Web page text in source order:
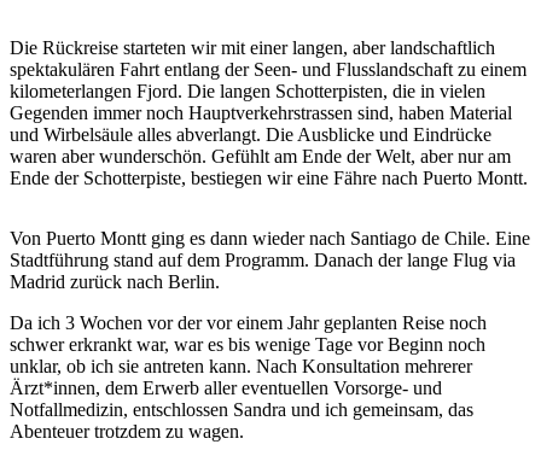
Die Rückreise starteten wir mit einer langen, aber landschaftlich
spektakulären Fahrt entlang der Seen- und Flusslandschaft zu einem
kilometerlangen Fjord. Die langen Schotterpisten, die in vielen
Gegenden immer noch Hauptverkehrstrassen sind, haben Material
und Wirbelsäule alles abverlangt. Die Ausblicke und Eindrücke
waren aber wunderschön. Gefühlt am Ende der Welt, aber nur am
Ende der Schotterpiste, bestiegen wir eine Fähre nach Puerto Montt.
Von Puerto Montt ging es dann wieder nach Santiago de Chile. Eine
Stadtführung stand auf dem Programm. Danach der lange Flug via
Madrid zurück nach Berlin.
Da ich 3 Wochen vor der vor einem Jahr geplanten Reise noch
schwer erkrankt war, war es bis wenige Tage vor Beginn noch
unklar, ob ich sie antreten kann. Nach Konsultation mehrerer
Ärzt*innen, dem Erwerb aller eventuellen Vorsorge- und
Notfallmedizin, entschlossen Sandra und ich gemeinsam, das
Abenteuer trotzdem zu wagen.